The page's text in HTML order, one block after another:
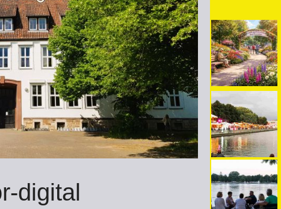
digital